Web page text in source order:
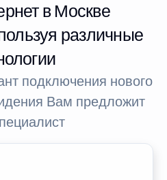
в Москве
различные
подключения нового
Вам предложит